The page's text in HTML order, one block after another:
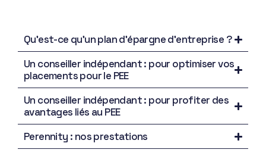
Qu’est-ce qu’un plan d’épargne d’entreprise ?
Un conseiller indépendant : pour optimiser vos
placements pour le PEE
Un conseiller indépendant : pour profiter des
avantages liés au PEE
Perennity : nos prestations